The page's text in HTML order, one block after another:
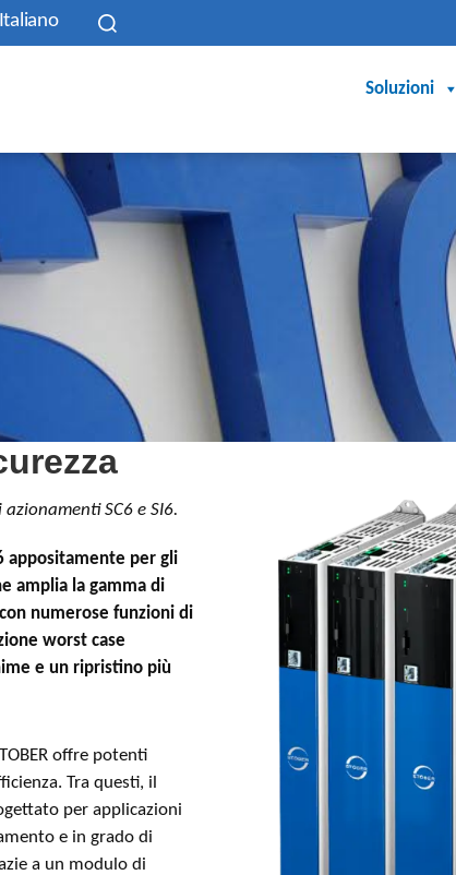
Italiano
Soluzioni
SC6 e SI6.
appositamente per gli
amplia la gamma di
numerose funzioni di
worst case
e un ripristino più
offre potenti
Tra questi, il
per applicazioni
e in grado di
a un modulo di